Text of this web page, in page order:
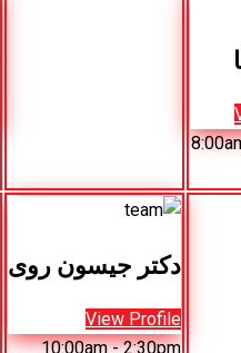
دکتر جیسون روی
View Profile
10:00am - 2:30pm